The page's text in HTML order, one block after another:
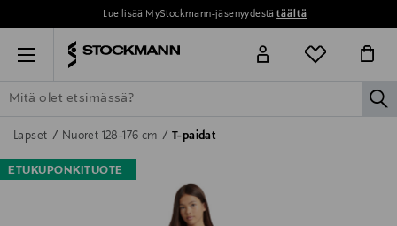
Lue lisää MyStockmann-jäsenyydestätäältä
Menu
ETSI KAIKKI NAISET MIEHET
Lapset Nuoret 128-176 cm T-paidat
ETUKUPONKITUOTE